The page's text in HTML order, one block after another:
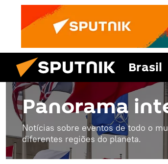
Brasil
Panorama
Notícias sobre eventos de todo o
diferentes regiões do planeta.